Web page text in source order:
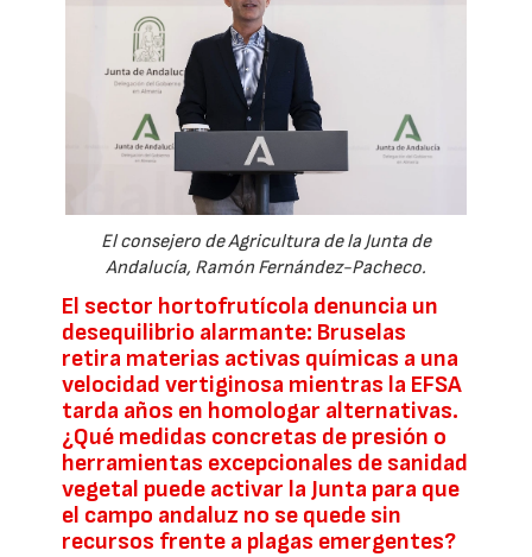
El consejero de Agricultura de la Junta de
Andalucía, Ramón Fernández-Pacheco.
El sector hortofrutícola denuncia un
desequilibrio alarmante: Bruselas
retira materias activas químicas a una
velocidad vertiginosa mientras la EFSA
tarda años en homologar alternativas.
¿Qué medidas concretas de presión o
herramientas excepcionales de sanidad
vegetal puede activar la Junta para que
el campo andaluz no se quede sin
recursos frente a plagas emergentes?